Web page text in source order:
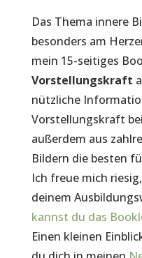
Das Thema innere
besonders am
mein 15-seitiges
Vorstellungskraft
nützliche
Vorstellungskraft
außerdem aus
Bildern die besten
Ich freue mich
deinem
kannst du das
Einen kleinen